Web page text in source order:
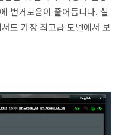
번거로움이 줄어듭니다. 실
도 가장 최고급 모델에서 보